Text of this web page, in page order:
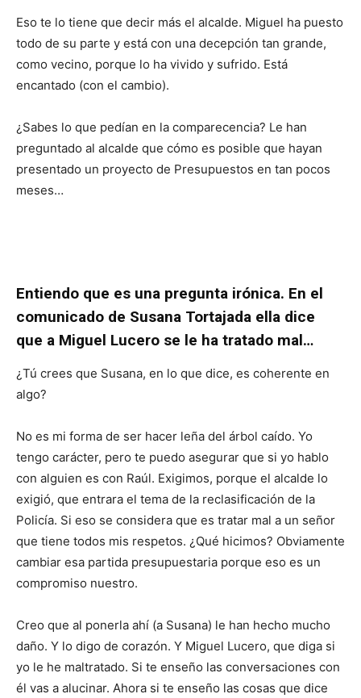
Eso te lo tiene que decir más el alcalde. Miguel ha puesto
todo de su parte y está con una decepción tan grande,
como vecino, porque lo ha vivido y sufrido. Está
encantado (con el cambio).
¿Sabes lo que pedían en la comparecencia? Le han
preguntado al alcalde que cómo es posible que hayan
presentado un proyecto de Presupuestos en tan pocos
meses…
Entiendo que es una pregunta irónica. En el
comunicado de Susana Tortajada ella dice
que a Miguel Lucero se le ha tratado mal…
¿Tú crees que Susana, en lo que dice, es coherente en
algo?
No es mi forma de ser hacer leña del árbol caído. Yo
tengo carácter, pero te puedo asegurar que si yo hablo
con alguien es con Raúl. Exigimos, porque el alcalde lo
exigió, que entrara el tema de la reclasificación de la
Policía. Si eso se considera que es tratar mal a un señor
que tiene todos mis respetos. ¿Qué hicimos? Obviamente
cambiar esa partida presupuestaria porque eso es un
compromiso nuestro.
Creo que al ponerla ahí (a Susana) le han hecho mucho
daño. Y lo digo de corazón. Y Miguel Lucero, que diga si
yo le he maltratado. Si te enseño las conversaciones con
él vas a alucinar. Ahora si te enseño las cosas que dice